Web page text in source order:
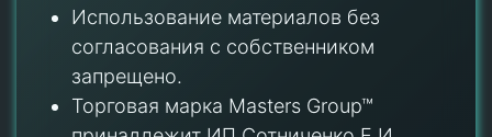
Использование материалов без
согласования с собственником
запрещено.
Торговая марка Masters Group™